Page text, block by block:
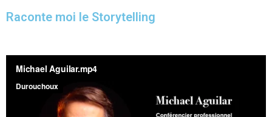
Raconte moi le Storytelling